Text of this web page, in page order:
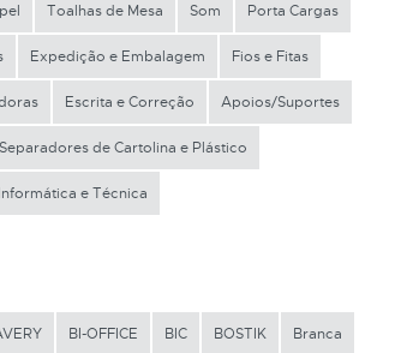
Toalhas de Mesa Som Porta Cargas
Expedição e Embalagem Fios e Fitas
Escrita e Correção Apoios/Suportes
Separadores de Cartolina e Plástico
Informática e Técnica
BI-OFFICE BIC BOSTIK Branca